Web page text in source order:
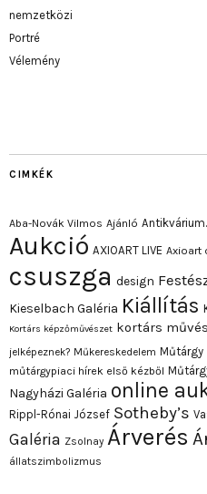
nemzetközi
Portré
Vélemény
CIMKÉK
Aba-Novák Vilmos Ajánló
Aukció AXIOART LIVE Axioart
csuszga design
Kieselbach Galéria Kiállítás
Kortárs képzőművészet kortárs
jelképeznek? Műkereskedelem Műtárgy
műtárgypiaci hírek első kézből
Nagyházi Galéria online
Rippl-Rónai József Sotheby’s
Galéria Zsolnay Árverés
állatszimbolizmus